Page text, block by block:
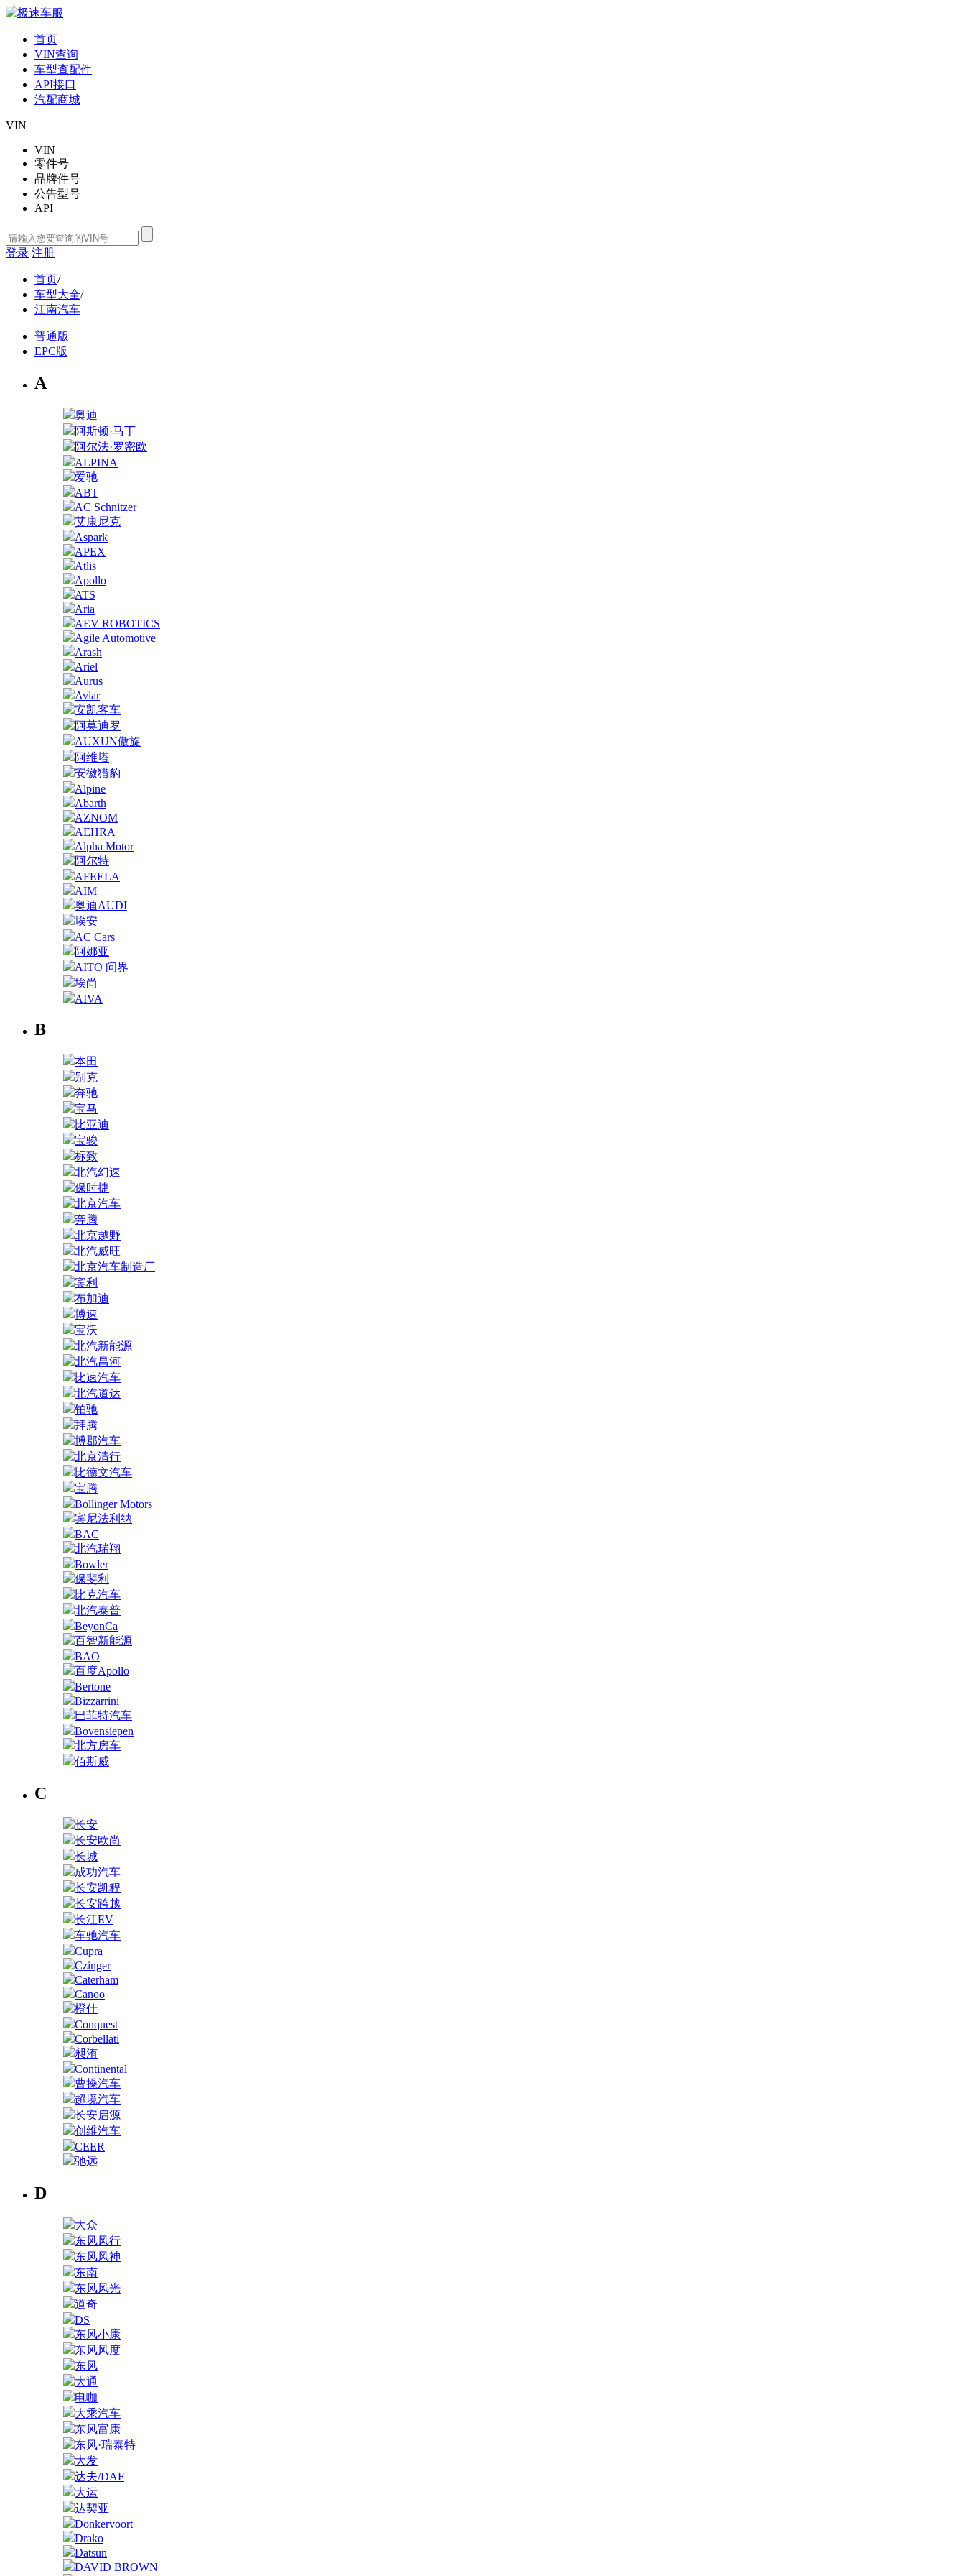
首页
VIN查询
车型查配件
API接口
汽配商城
VIN
VIN
零件号
品牌件号
公告型号
API
登录 注册
首页/
车型大全/
江南汽车
普通版
EPC版
A
奥迪
阿斯顿·马丁
阿尔法·罗密欧
ALPINA
爱驰
ABT
AC Schnitzer
艾康尼克
Aspark
APEX
Atlis
Apollo
ATS
Aria
AEV ROBOTICS
Agile Automotive
Arash
Ariel
Aurus
Aviar
安凯客车
阿莫迪罗
AUXUN傲旋
阿维塔
安徽猎豹
Alpine
Abarth
AZNOM
AEHRA
Alpha Motor
阿尔特
AFEELA
AIM
奥迪AUDI
埃安
AC Cars
阿娜亚
AITO 问界
埃尚
AIVA
B
本田
别克
奔驰
宝马
比亚迪
宝骏
标致
北汽幻速
保时捷
北京汽车
奔腾
北京越野
北汽威旺
北京汽车制造厂
宾利
布加迪
博速
宝沃
北汽新能源
北汽昌河
比速汽车
北汽道达
铂驰
拜腾
博郡汽车
北京清行
比德文汽车
宝腾
Bollinger Motors
宾尼法利纳
BAC
北汽瑞翔
Bowler
保斐利
比克汽车
北汽泰普
BeyonCa
百智新能源
BAO
百度Apollo
Bertone
Bizzarrini
巴菲特汽车
Bovensiepen
北方房车
佰斯威
C
长安
长安欧尚
长城
成功汽车
长安凯程
长安跨越
长江EV
车驰汽车
Cupra
Czinger
Caterham
Canoo
橙仕
Conquest
Corbellati
昶洧
Continental
曹操汽车
超境汽车
长安启源
创维汽车
CEER
驰远
D
大众
东风风行
东风风神
东南
东风风光
道奇
DS
东风小康
东风风度
东风
大通
电咖
大乘汽车
东风富康
东风·瑞泰特
大发
达夫/DAF
大运
达契亚
Donkervoort
Drako
Datsun
DAVID BROWN